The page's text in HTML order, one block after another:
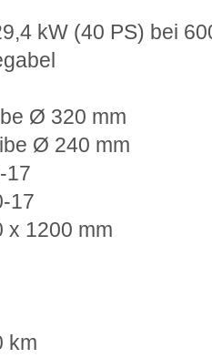
kW (40 PS) bei
Ø 320 mm
Ø 240 mm
17
17
x 1200 mm
km